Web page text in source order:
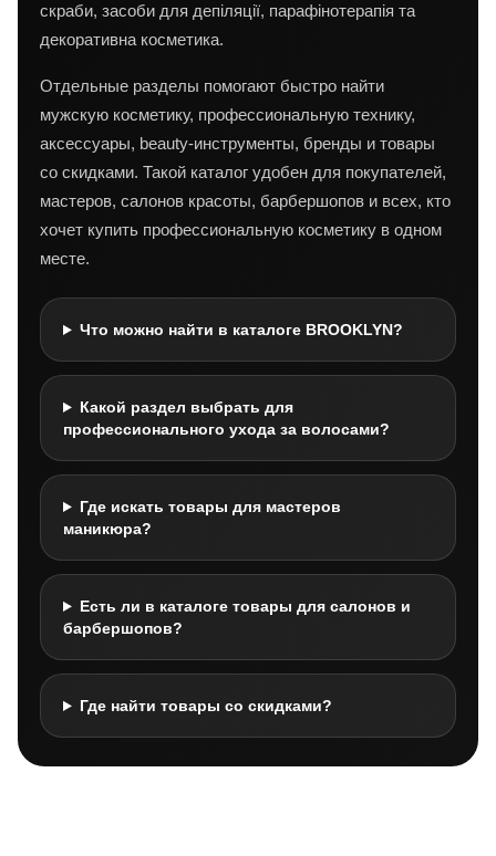
скраби, засоби для депіляції, парафінотерапія та
декоративна косметика.
Отдельные разделы помогают быстро найти
мужскую косметику, профессиональную технику,
аксессуары, beauty-инструменты, бренды и товары
со скидками. Такой каталог удобен для покупателей,
мастеров, салонов красоты, барбершопов и всех, кто
хочет купить профессиональную косметику в одном
месте.
Что можно найти в каталоге BROOKLYN?
Какой раздел выбрать для
профессионального ухода за волосами?
Где искать товары для мастеров
маникюра?
Есть ли в каталоге товары для салонов и
барбершопов?
Где найти товары со скидками?